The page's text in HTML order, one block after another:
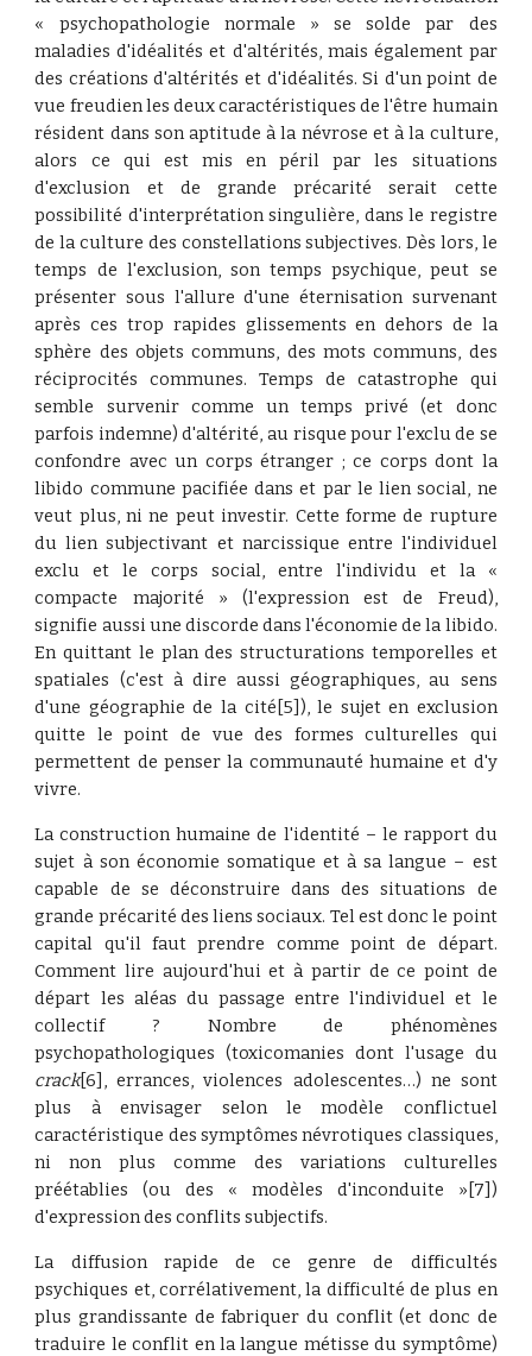
« psychopathologie normale » se solde par des
maladies d'idéalités et d'altérités, mais également par
des créations d'altérités et d'idéalités. Si d'un point de
vue freudien les deux caractéristiques de l'être humain
résident dans son aptitude à la névrose et à la culture,
alors ce qui est mis en péril par les situations
d'exclusion et de grande précarité serait cette
possibilité d'interprétation singulière, dans le registre
de la culture des constellations subjectives. Dès lors, le
temps de l'exclusion, son temps psychique, peut se
présenter sous l'allure d'une éternisation survenant
après ces trop rapides glissements en dehors de la
sphère des objets communs, des mots communs, des
réciprocités communes. Temps de catastrophe qui
semble survenir comme un temps privé (et donc
parfois indemne) d'altérité, au risque pour l'exclu de se
confondre avec un corps étranger ; ce corps dont la
libido commune pacifiée dans et par le lien social, ne
veut plus, ni ne peut investir. Cette forme de rupture
du lien subjectivant et narcissique entre l'individuel
exclu et le corps social, entre l'individu et la «
compacte majorité » (l'expression est de Freud),
signifie aussi une discorde dans l'économie de la libido.
En quittant le plan des structurations temporelles et
spatiales (c'est à dire aussi géographiques, au sens
d'une géographie de la cité[5]), le sujet en exclusion
quitte le point de vue des formes culturelles qui
permettent de penser la communauté humaine et d'y
vivre.
La construction humaine de l'identité – le rapport du
sujet à son économie somatique et à sa langue – est
capable de se déconstruire dans des situations de
grande précarité des liens sociaux. Tel est donc le point
capital qu'il faut prendre comme point de départ.
Comment lire aujourd'hui et à partir de ce point de
départ les aléas du passage entre l'individuel et le
collectif ? Nombre de phénomènes
psychopathologiques (toxicomanies dont l'usage du
crack[6], errances, violences adolescentes…) ne sont
plus à envisager selon le modèle conflictuel
caractéristique des symptômes névrotiques classiques,
ni non plus comme des variations culturelles
préétablies (ou des « modèles d'inconduite »[7])
d'expression des conflits subjectifs.
La diffusion rapide de ce genre de difficultés
psychiques et, corrélativement, la difficulté de plus en
plus grandissante de fabriquer du conflit (et donc de
traduire le conflit en la langue métisse du symptôme)